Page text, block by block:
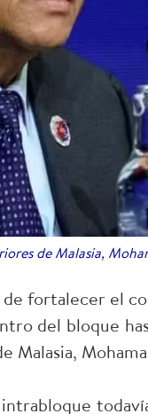
de Malasia,
de fortalecer el
del bloque
Malasia,